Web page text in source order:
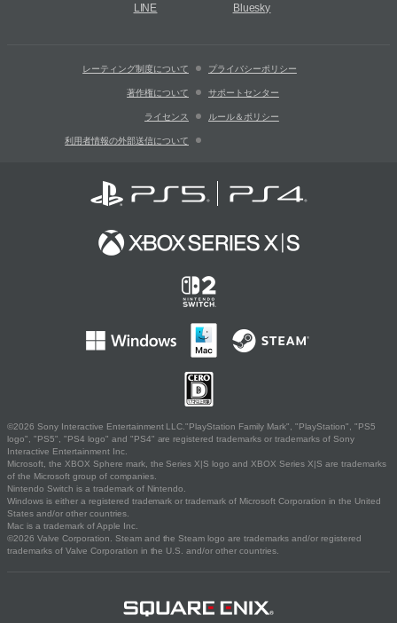
LINE Bluesky
レーティング制度について プライバシーポリシー
著作権について サポートセンター
ライセンス ルール＆ポリシー
利用者情報の外部送信について
©2026 Sony Interactive Entertainment LLC."PlayStation Family Mark", "PlayStation", "PS5
logo", "PS5", "PS4 logo" and "PS4" are registered trademarks or trademarks of Sony
Interactive Entertainment Inc.
Microsoft, the XBOX Sphere mark, the Series X|S logo and XBOX Series X|S are trademarks
of the Microsoft group of companies.
Nintendo Switch is a trademark of Nintendo.
Windows is either a registered trademark or trademark of Microsoft Corporation in the United
States and/or other countries.
Mac is a trademark of Apple Inc.
©2026 Valve Corporation. Steam and the Steam logo are trademarks and/or registered
trademarks of Valve Corporation in the U.S. and/or other countries.